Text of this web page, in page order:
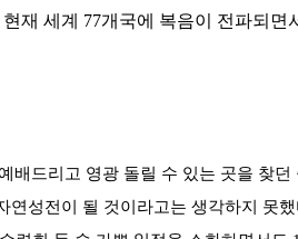
재 세계 77개국에 복음이 전파되
드리고 영광 돌릴 수 있는 곳을 찾
성전이 될 것이라고는 생각하지 못